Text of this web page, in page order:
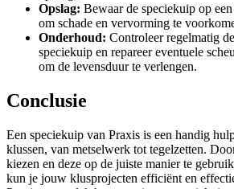
Opslag: Bewaar de speciekuip op
om schade en vervorming te
Onderhoud: Controleer regelmatig
speciekuip en repareer eventuele
om de levensduur te verlengen.
Conclusie
Een speciekuip van Praxis is een handig
klussen, van metselwerk tot tegelzetten.
kiezen en deze op de juiste manier te
kun je jouw klusprojecten efficiënt en